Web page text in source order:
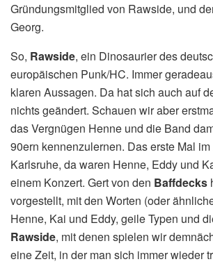
Gründungsmitglied von Rawside, und
Georg.
So, Rawside, ein Dinosaurier des
europäischen Punk/HC. Immer
klaren Aussagen. Da hat sich auch auf
nichts geändert. Schauen wir aber
das Vergnügen Henne und die Band
90ern kennenzulernen. Das erste Mal
Karlsruhe, da waren Henne, Eddy und
einem Konzert. Gert von den Baffdecks
vorgestellt, mit den Worten (oder
Henne, Kai und Eddy, geile Typen und
Rawside, mit denen spielen wir
eine Zeit, in der man sich immer wieder